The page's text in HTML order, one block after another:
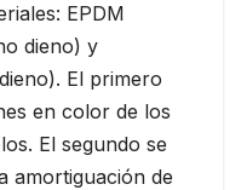
EPDM
dieno) y
El primero
en color de los
El segundo se
amortiguación de